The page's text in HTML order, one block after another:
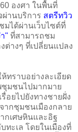
องศา ในพื้นที่
ผ่านบริการ สตรีทวิว
มได้ผ่านเว็บไซต์ที่
" ที่สามารถชม
ต่างๆ ที่เปลี่ยนแปลง
ทราบอย่างละเอียด
ชุมชนไปมากมาย
อยไปยังทางชายฝั่ง
ากชุมชนเมืองกลาย
กเศษหินและอิฐ
ทะเล โดยในเมืองที่